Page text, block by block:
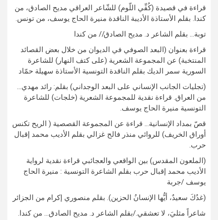
قراءة في قصيدة (كُفِّي اللّوم) للشّاعر العراقي مديح الصادق، من
كندا. بقلم الأستاذة الأديبة الناقدة منيرة الحاج يوسف، من تونس.
توبة… بقلم الشاعر د. مديح الصادق// من كندا
قراءة بعنوان (البعد الصوفي في الديوان من خلال بعض القصائد
المنتخبة) عن المجموعة الشعرية (على كتف النهار) للشاعرة
السورية سمر الديك بقلم الناقدة التونسية الأستاذة سهيلة حمّاد
(تجليات الجانب الإنساني على البعد الوجداني) بقلم: رائد مهدي…
من العراق. قراءة نقدية للمجموعة الشعرية (خلجات) للشاعرة
التونسية منيرة الحاج يوسف.
قصّ بمداد الإنسانية… قراءة عن المجموعة القصصية ( الريح تكنس
أوراق الخريف) للروائي منذر فالح غزالي بقلم الأديب محمد إقبال
حرب.
(الملعون المقدس) بين الواقعي والعجائبي قراءة نقدية لرواية
الأديب محمد إقبال حرب بقلم الشاعرة التونسية : منيرة الحاج
يوسف /جربة
(غدُكَ سعيدٌ، أيُّها الإنسانُ الحزين). بقلم منصوري إكرام من الجزائر
شاعراً مثليَ، لا تعشقي./بقلم الشاعر د. مديح الصادق… من كندا.